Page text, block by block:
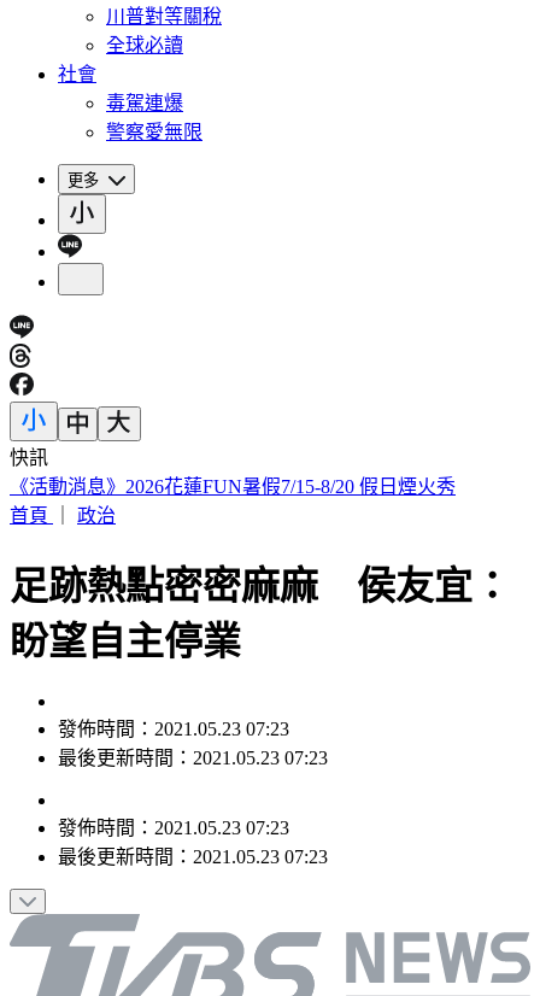
川普對等關稅
全球必讀
社會
毒駕連爆
警察愛無限
更多
快訊
標普500延續漲勢再攻高？下週迎「CPI、科技財報」2大考驗
首頁
政治
足跡熱點密密麻麻 侯友宜：
盼望自主停業
發佈時間：2021.05.23 07:23
最後更新時間：2021.05.23 07:23
發佈時間： 2021.05.23 07:23
最後更新時間： 2021.05.23 07:23